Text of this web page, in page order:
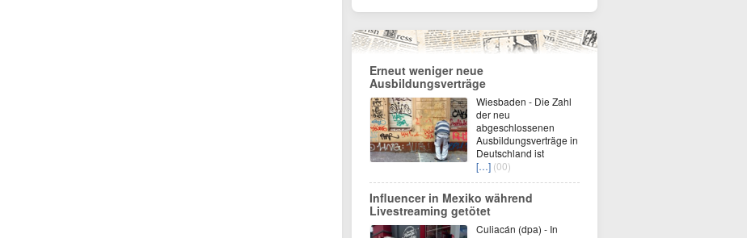
Erneut weniger neue
Ausbildungsverträge
Wiesbaden - Die Zahl
der neu
abgeschlossenen
Ausbildungsverträge in
Deutschland ist
[…] (00)
Influencer in Mexiko während
Livestreaming getötet
Culiacán (dpa) - In